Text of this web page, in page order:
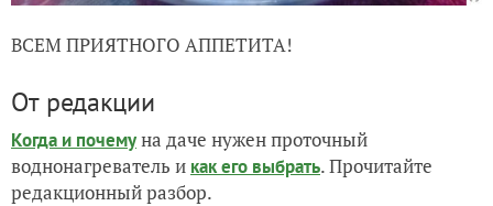
ВСЕМ ПРИЯТНОГО АППЕТИТА!
От редакции
Когда и почемуна даче нужен проточный
воднонагреватель и как его выбрать. Прочитайте
редакционный разбор.